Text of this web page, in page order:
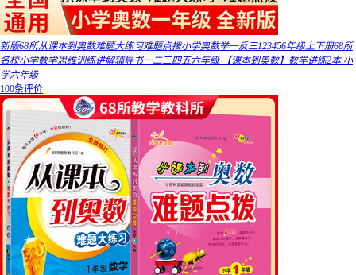
新版68所从课本到奥数难题大练习难题点拨小学奥数举一反三123456年级上下册68所
名校小学数学思维训练讲解辅导书一二三四五六年级 【课本到奥数】数学讲练2本 小
学六年级
100条评价